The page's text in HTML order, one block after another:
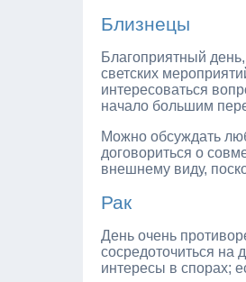
Близнецы
Благоприятный
светских
интересоваться
начало большим
Можно обсуждать
договориться о
внешнему виду,
Рак
День очень
сосредоточиться на
интересы в спорах;